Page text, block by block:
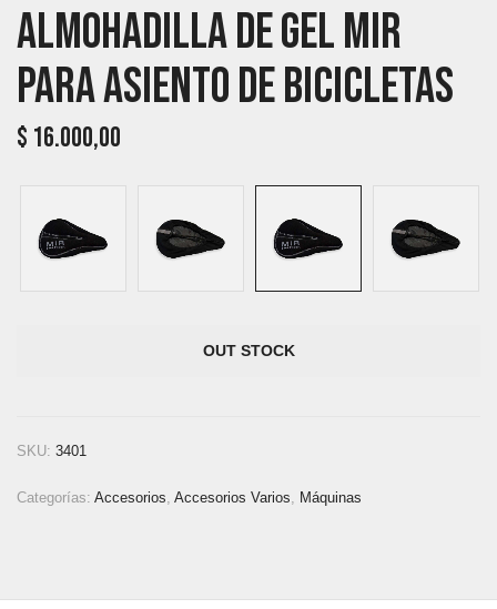
Almohadilla De Gel MIR
Para Asiento De Bicicletas
$ 16.000,00
OUT STOCK
SKU: 3401
Categorías: Accesorios Accesorios Varios Máquinas